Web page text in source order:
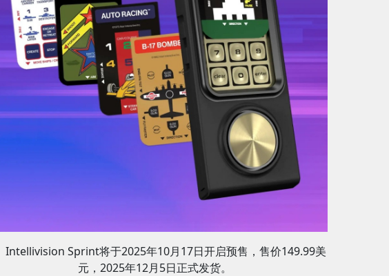
Intellivision Sprint将于2025年10月17日开启预售，售价149.99美
元，2025年12月5日正式发货。